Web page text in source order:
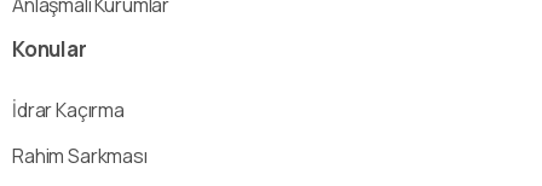
Konular
İdrar Kaçırma
Rahim Sarkması